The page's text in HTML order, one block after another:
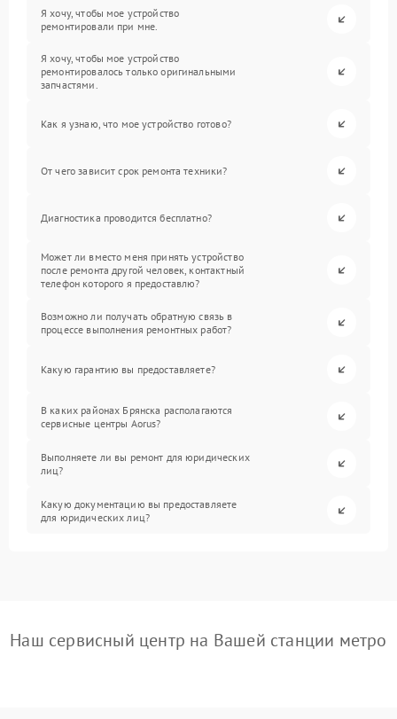
Я хочу, чтобы мое устройство
ремонтировали при мне.
Я хочу, чтобы мое устройство
ремонтировалось только оригинальными
запчастями.
Как я узнаю, что мое устройство готово?
От чего зависит срок ремонта техники?
Диагностика проводится бесплатно?
Может ли вместо меня принять устройство
после ремонта другой человек, контактный
телефон которого я предоставлю?
Возможно ли получать обратную связь в
процессе выполнения ремонтных работ?
Какую гарантию вы предоставляете?
В каких районах Брянска располагаются
сервисные центры Aorus?
Выполняете ли вы ремонт для юридических
лиц?
Какую документацию вы предоставляете
для юридических лиц?
Наш сервисный центр на Вашей станции метро